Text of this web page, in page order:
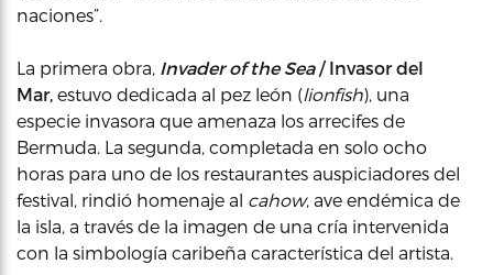
naciones”.
La primera obra, Invader of the Sea/ Invasor del
Mar, estuvo dedicada al pez león (lionfish), una
especie invasora que amenaza los arrecifes de
Bermuda. La segunda, completada en solo ocho
horas para uno de los restaurantes auspiciadores del
festival, rindió homenaje al cahow, ave endémica de
la isla, a través de la imagen de una cría intervenida
con la simbología caribeña característica del artista.